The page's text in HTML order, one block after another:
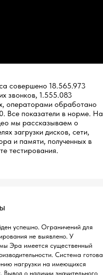
совершено 18.565.973
звонков, 1.555.083
операторами обработано
Все показатели в норме. На
мы рассказываем о
загрузки дисков, сети,
и памяти, полученных в
тестирования.
успешно. Ограничений для
не выявлено. У
Эра имеется существенный
Система готова
нагрузки на имеющихся
Вывод о наличии значительного